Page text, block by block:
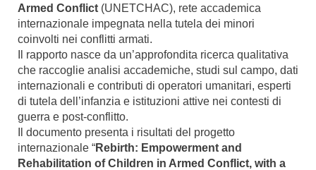
Armed Conflict (UNETCHAC), rete accademica
internazionale impegnata nella tutela dei minori
coinvolti nei conflitti armati.
Il rapporto nasce da un’approfondita ricerca qualitativa
che raccoglie analisi accademiche, studi sul campo, dati
internazionali e contributi di operatori umanitari, esperti
di tutela dell’infanzia e istituzioni attive nei contesti di
guerra e post-conflitto.
Il documento presenta i risultati del progetto
internazionale “Rebirth: Empowerment and
Rehabilitation of Children in Armed Conflict, with a